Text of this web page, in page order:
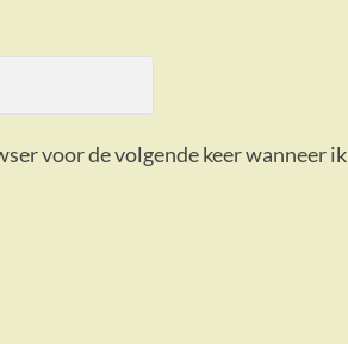
voor de volgende keer wanneer ik